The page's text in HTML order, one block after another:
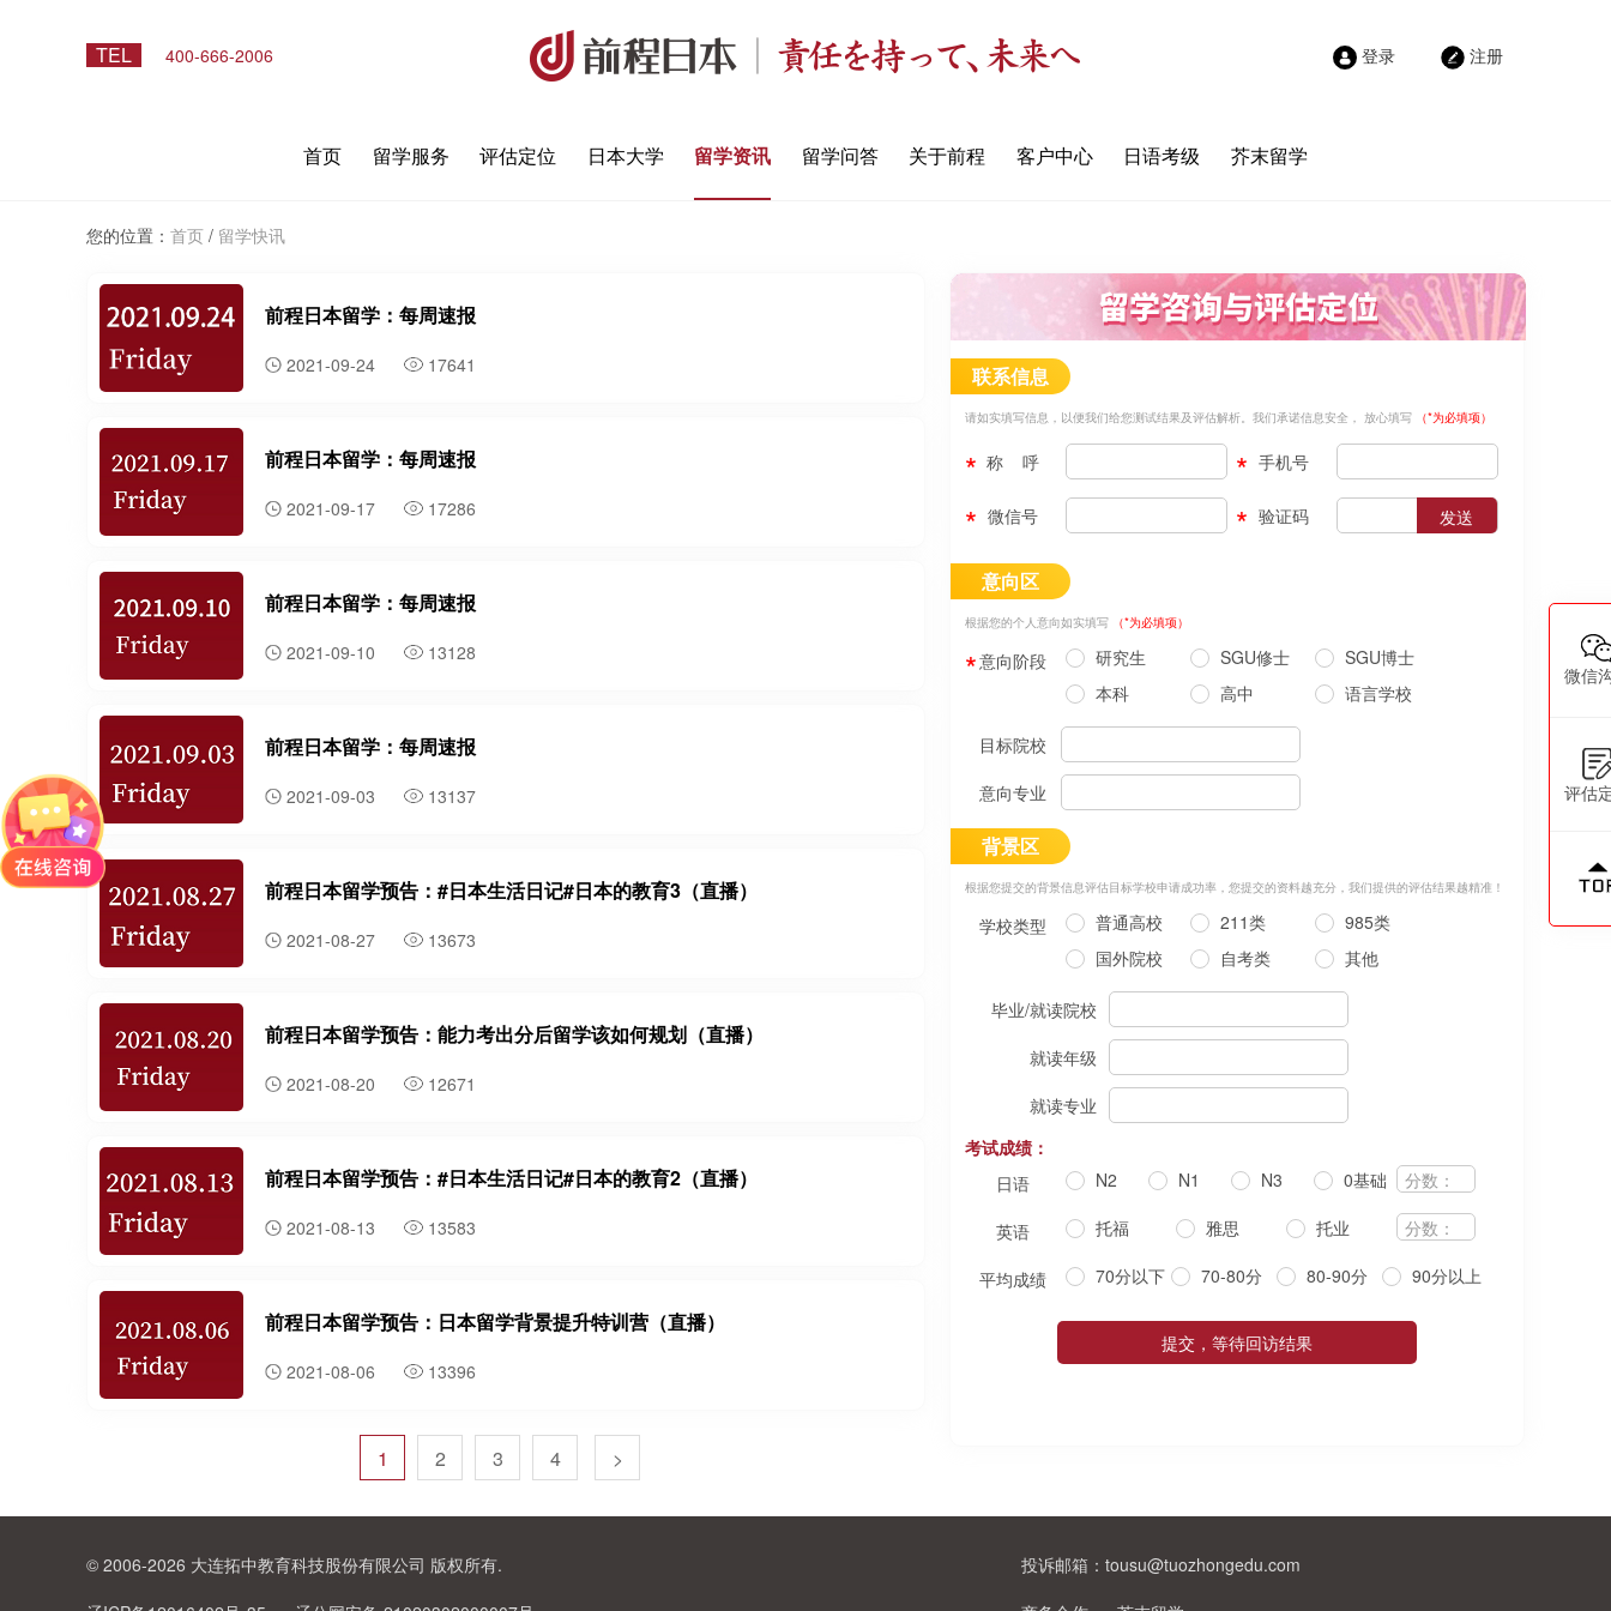
TEL 400-666-2006 登录 注册
首页 留学服务 评估定位 日本大学 留学资讯 留学问答 关于前程 客户中心 日语考级 芥末留学
您的位置： 首页 / 留学快讯
前程日本留学：每周速报
2021-09-24 17641
前程日本留学：每周速报
2021-09-17 17286
前程日本留学：每周速报
2021-09-10 13128
前程日本留学：每周速报
2021-09-03 13137
前程日本留学预告：#日本生活日记#日本的教育3（直播）
2021-08-27 13673
前程日本留学预告：能力考出分后留学该如何规划（直播）
2021-08-20 12671
前程日本留学预告：#日本生活日记#日本的教育2（直播）
2021-08-13 13583
前程日本留学预告：日本留学背景提升特训营（直播）
2021-08-06 13396
1 2 3 4 >
联系信息
请如实填写信息，以便我们给您测试结果及评估解析。我们承诺信息安全， 放心填写 （*为必填项）
称 呼 手机号
微信号 验证码 发送
意向区
根据您的个人意向如实填写 （*为必填项）
意向阶段 研究生 SGU修士
SGU博士
本科
高中 语言学校
目标院校
意向专业
背景区
根据您提交的背景信息评估目标学校申请成功率，您提交的资料越充分，我们提供的评估结果越精准！
学校类型 普通高校 211类
985类
国外院校
自考类 其他
毕业/就读院校
就读年级
就读专业
考试成绩：
日语
N2 N1 N3 0基础
英语 托福 雅思 托业
平均成绩 70分以下 70-80分 80-90分 90分以上
提交，等待回访结果
© 2006-2026 大连拓中教育科技股份有限公司 版权所有.
投诉邮箱：tousu@tuozhongedu.com
微信
评估